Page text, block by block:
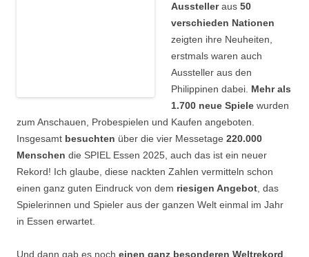
Ausstelleraus 50
verschieden Nationen
zeigten ihre Neuheiten,
erstmals waren auch
Aussteller aus den
Philippinen dabei. Mehr als
1.700 neue Spiele wurden
zum Anschauen, Probespielen und Kaufen angeboten.
Insgesamt besuchten über die vier Messetage 220.000
Menschen die SPIEL Essen 2025, auch das ist ein neuer
Rekord! Ich glaube, diese nackten Zahlen vermitteln schon
einen ganz guten Eindruck von dem riesigen Angebot, das
Spielerinnen und Spieler aus der ganzen Welt einmal im Jahr
in Essen erwartet.
Und dann gab es noch einen ganz besonderen Weltrekord,